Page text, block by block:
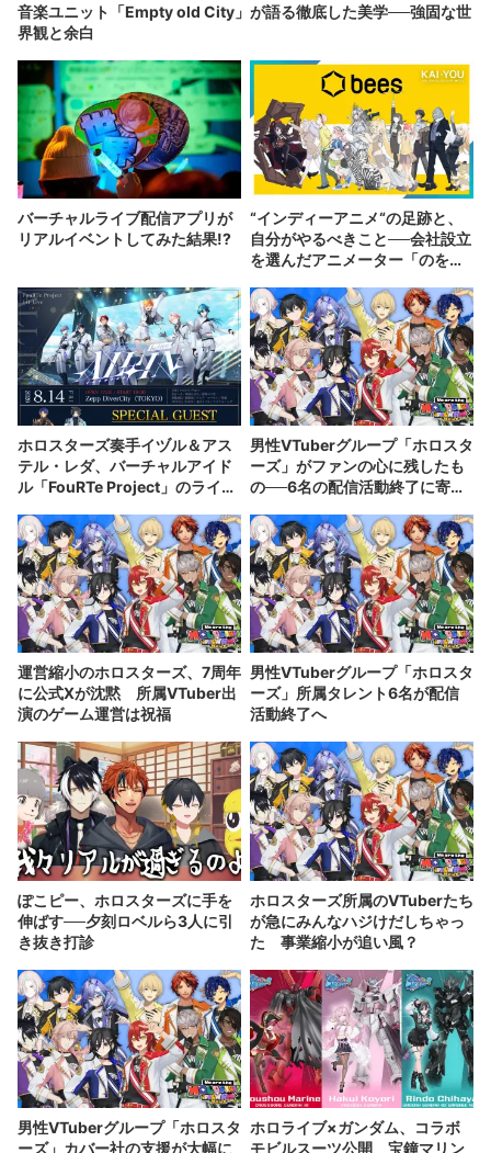
音楽ユニット「Empty old City」が語る徹底した美学──強固な世
界観と余白
バーチャルライブ配信アプリが
リアルイベントしてみた結果!?
“インディーアニメ“の足跡と、
自分がやるべきこと──会社設立
を選んだアニメーター「のを
ホロスターズ奏手イヅル＆アス
テル・レダ、バーチャルアイド
ル「FouRTe Project」のライブ
男性VTuberグループ「ホロスタ
ーズ」がファンの心に残したも
の──6名の配信活動終了に寄せ
運営縮小のホロスターズ、7周年
に公式Xが沈黙 所属VTuber出
演のゲーム運営は祝福
男性VTuberグループ「ホロスタ
ーズ」所属タレント6名が配信
活動終了へ
ぽこピー、ホロスターズに手を
伸ばす──夕刻ロベルら3人に引
き抜き打診
ホロスターズ所属のVTuberたち
が急にみんなハジけだしちゃっ
た 事業縮小が追い風？
男性VTuberグループ「ホロスタ
ーズ」カバー社の支援が大幅に
ホロライブ×ガンダム、コラボ
モビルスーツ公開 宝鐘マリン